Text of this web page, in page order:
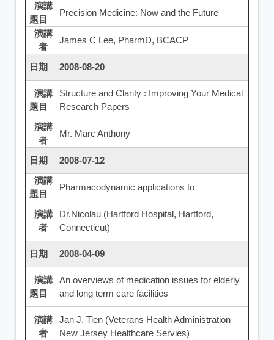
演講
題目
Precision Medicine: Now and the Future
演講
者
James C Lee, PharmD, BCACP
日期 2008-08-20
演講
題目
Structure and Clarity : Improving Your Medical
Research Papers
演講
者
Mr. Marc Anthony
日期
2008-07-12
演講
題目
Pharmacodynamic applications to
演講
者
Dr.Nicolau (Hartford Hospital, Hartford,
Connecticut)
日期 2008-04-09
演講
題目
An overviews of medication issues for elderly
and long term care facilities
演講
者
Jan J. Tien (Veterans Health Administration
New Jersey Healthcare Servies)